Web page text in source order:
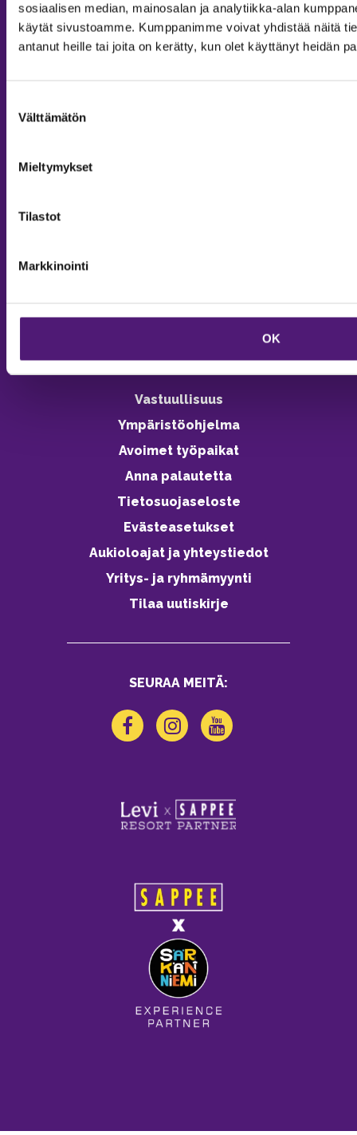
sosiaalisen median, mainosalan ja analytiikka-alan
käytät sivustoamme. Kumppanimme voivat yhdistää näitä
antanut heille tai joita on kerätty, kun olet käyttänyt heidän
valinta
Välttämätön
Mieltymykset
Tilastot
Markkinointi
OK
Vastuullisuus
Ympäristöohjelma
Avoimet työpaikat
Anna palautetta
Tietosuojaseloste
Evästeasetukset
Aukioloajat ja yhteystiedot
Yritys- ja ryhmämyynti
Tilaa uutiskirje
SEURAA MEITÄ: